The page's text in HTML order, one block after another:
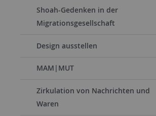
Shoah-Gedenken in der
Migrationsgesellschaft
Design ausstellen
MAM|MUT
Zirkulation von Nachrichten und
Waren